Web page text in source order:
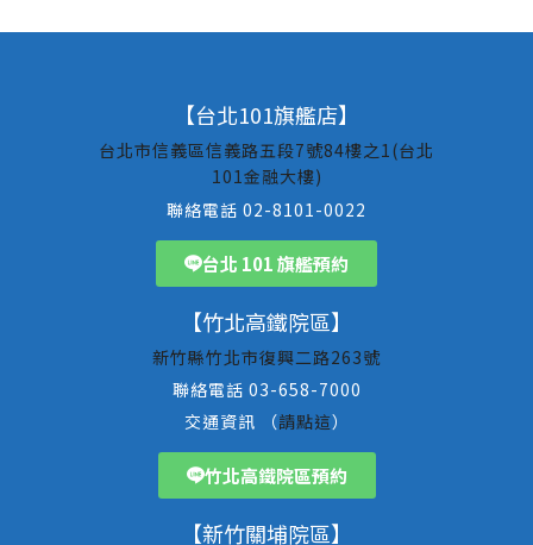
【台北101旗艦店】
台北市信義區信義路五段7號84樓之1(台北
101金融大樓)
聯絡電話 02-8101-0022
台北 101 旗艦預約
【竹北高鐵院區】
新竹縣竹北市復興二路263號
聯絡電話 03-658-7000
交通資訊 （請點這）
竹北高鐵院區預約
【新竹關埔院區】